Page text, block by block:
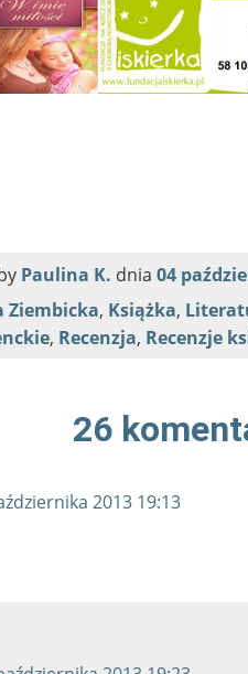
Paulina K. dnia 04
Ziembicka, Książka,
, Recenzja, Recenzje
26
2013 19:13